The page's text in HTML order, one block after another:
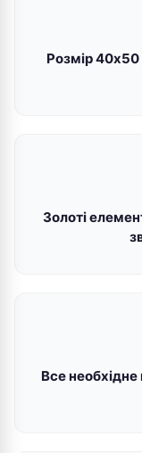
Розмір 40х50
Золоті
Все необхідне